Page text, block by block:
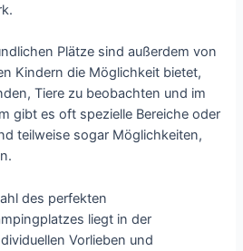
Plätze sind außerdem von
Kindern die Möglichkeit bietet,
Tiere zu beobachten und im
gibt es oft spezielle Bereiche oder
teilweise sogar Möglichkeiten,
des perfekten
liegt in der
Vorlieben und